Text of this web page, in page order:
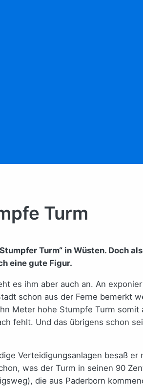
Turm
Turm“ in Wüsten. Doch
eine gute Figur.
es ihm aber auch an. An
schon aus der Ferne bemerkt
Meter hohe Stumpfe Turm
fehlt. Und das übrigens schon
Verteidigungsanlagen besaß
was der Turm in seinen 90
die aus Paderborn